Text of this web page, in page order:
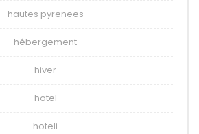
hautes pyrenees
hébergement
hiver
hotel
hoteli